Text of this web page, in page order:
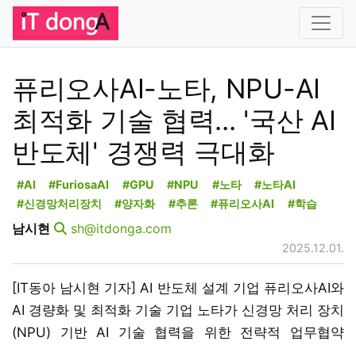
퓨리오사AI-노타, NPU-AI
최적화 기술 협력... '국산 AI
반도체' 경쟁력 극대화
#AI #FuriosaAI #GPU #NPU #노타
#노타AI
#신경망처리장치
#양자화 #추론 #퓨리오사AI #학습
남시현 sh@itdonga.com
2025.12.01.
[IT동아 남시현 기자] AI 반도체 설계 기업 퓨리오사AI와
AI 경량화 및 최적화 기술 기업 노타가 신경망 처리 장치
(NPU) 기반 AI 기술 협력을 위한 전략적 업무협약